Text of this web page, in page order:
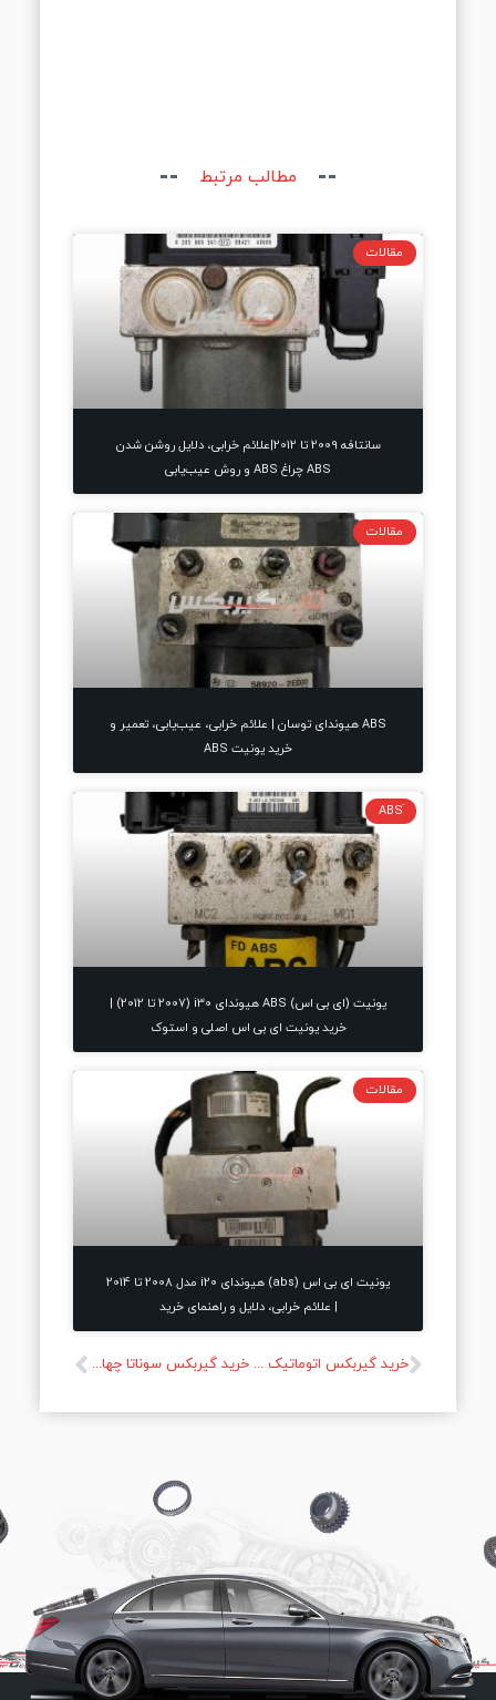
مطالب مرتبط
مقالات
سانتافه 2009 تا 2012|علائم خرابی، دلایل روشن شدن
ABS چراغ ABS و روش عیب‌یابی
مقالات
ABS هیوندای توسان | علائم خرابی، عیب‌یابی، تعمیر و
خرید یونیت ABS
َABS
یونیت (ای بی اس) ABS هیوندای i30 (2007 تا 2012) |
خرید یونیت ای بی اس اصلی و استوک
مقالات
یونیت ای بی اس (abs) هیوندای i20 مدل 2008 تا 2014
| علائم خرابی، دلایل و راهنمای خرید
خرید گیربکس اتوماتیک هیوندای I30 نو و استوک خرید گیربکس سوناتا چهار سرعته 2006/خرید گیربکس اتوماتیک سوناتا 2006 نو و استوک